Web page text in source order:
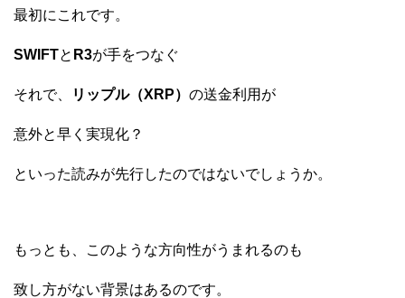
最初にこれです。
SWIFTと R3が手をつなぐ
それで、 リップル（XRP） の送金利用が
意外と早く実現化？
といった読みが先行したのではないでしょうか。
もっとも、このような方向性がうまれるのも
致し方がない背景はあるのです。